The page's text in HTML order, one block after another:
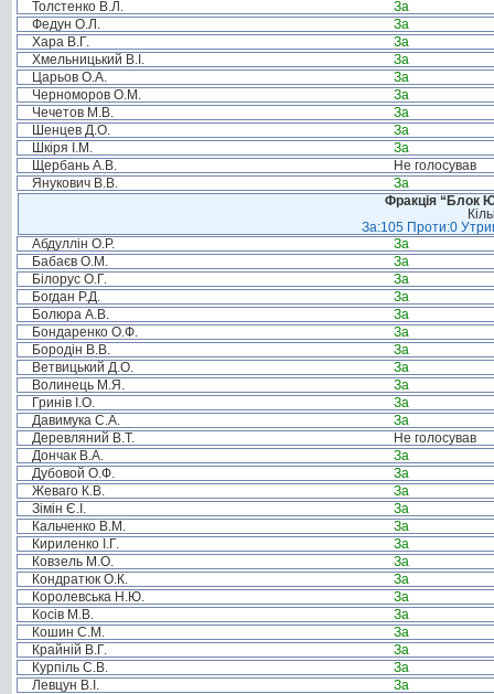
Толстенко В.Л.
За
Федун О.Л.
За
Хара В.Г.
За
Хмельницький В.І.
За
Царьов О.А.
За
Черноморов О.М.
За
Чечетов М.В.
За
Шенцев Д.О.
За
Шкіря І.М.
За
Щербань А.В.
Не голосував
Янукович В.В.
За
Фракція “Блок
За:105 Проти:0
Абдуллін О.Р.
За
Бабаєв О.М.
За
Білорус О.Г.
За
Богдан Р.Д.
За
Болюра А.В.
За
Бондаренко О.Ф.
За
Бородін В.В.
За
Ветвицький Д.О.
За
Волинець М.Я.
За
Гринів І.О.
За
Давимука С.А.
За
Деревляний В.Т.
Не голосував
Дончак В.А.
За
Дубовой О.Ф.
За
Жеваго К.В.
За
Зімін Є.І.
За
Кальченко В.М.
За
Кириленко І.Г.
За
Ковзель М.О.
За
Кондратюк О.К.
За
Королевська Н.Ю.
За
Косів М.В.
За
Кошин С.М.
За
Крайній В.Г.
За
Курпіль С.В.
За
Левцун В.І.
За